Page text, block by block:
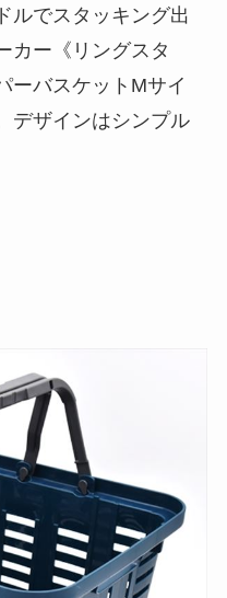
ルでスタッキング出
カー《リングスタ
ーバスケットMサイ
デザインはシンプル